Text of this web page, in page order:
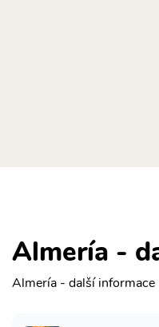
Almería -
Almería - další informace